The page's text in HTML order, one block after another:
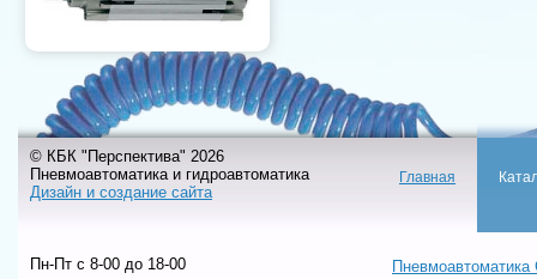
© КБК "Перспектива" 2026
Пневмоавтоматика и гидроавтоматика
Дизайн и создание сайта
Главная
Пн-Пт c 8-00 до 18-00
Пневмоавтоматика